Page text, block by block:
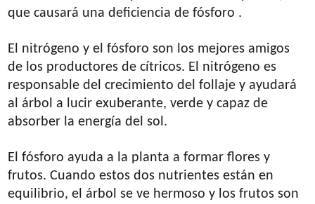
que causará una deficiencia de fósforo .
El nitrógeno y el fósforo son los mejores amigos
de los productores de cítricos. El nitrógeno es
responsable del crecimiento del follaje y ayudará
al árbol a lucir exuberante, verde y capaz de
absorber la energía del sol.
El fósforo ayuda a la planta a formar flores y
frutos. Cuando estos dos nutrientes están en
equilibrio, el árbol se ve hermoso y los frutos son